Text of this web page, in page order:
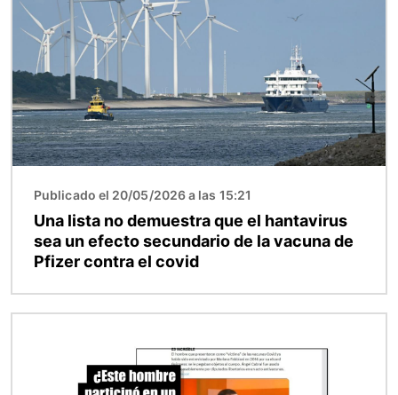
Publicado el 20/05/2026 a las 15:21
Una lista no demuestra que el hantavirus
sea un efecto secundario de la vacuna de
Pfizer contra el covid